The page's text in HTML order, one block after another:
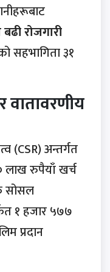
रोजगारी
सहभागिता ३१
वातावरणीय
(CSR) अन्तर्गत
लाख रुपैयाँ खर्च
सोसल
१ हजार ५७७
प्रदान